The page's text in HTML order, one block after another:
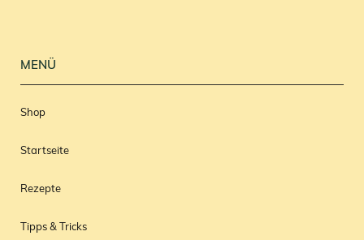
MENÜ
Shop
Startseite
Rezepte
Tipps & Tricks